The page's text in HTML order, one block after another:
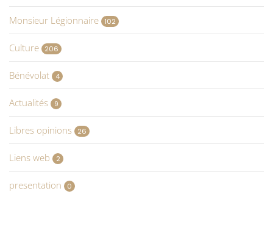
Monsieur Légionnaire 102
Culture 206
Bénévolat 4
Actualités 9
Libres opinions 26
Liens web 2
presentation 0